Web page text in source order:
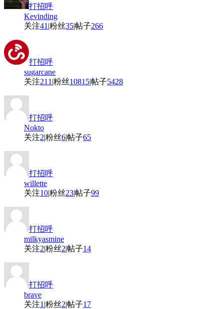
打招呼
Kevinding
关注41 |粉丝35|帖子266
打招呼
sugarcane
关注211 |粉丝10815|帖子5428
打招呼
Nokto
关注2|粉丝6|帖子65
打招呼
willette
关注10|粉丝23|帖子99
打招呼
milkyasmine
关注2|粉丝2|帖子14
打招呼
brave
关注1 |粉丝2|帖子17